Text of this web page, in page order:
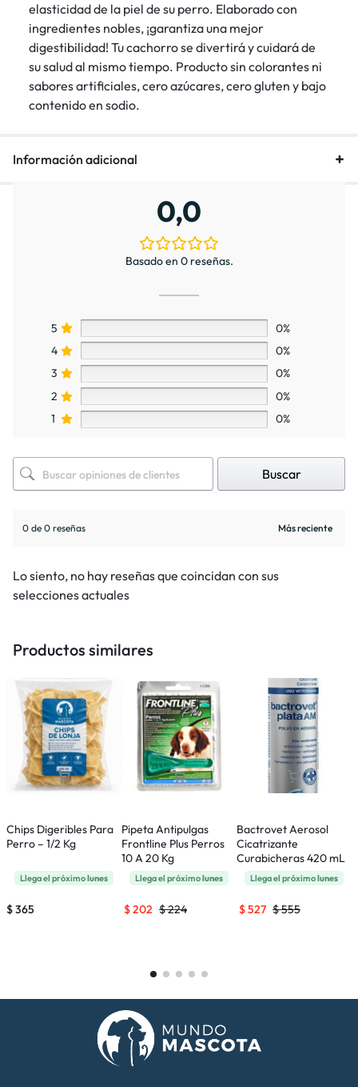
elasticidad de la piel de su perro. Elaborado con
ingredientes nobles, ¡garantiza una mejor
digestibilidad! Tu cachorro se divertirá y cuidará de
su salud al mismo tiempo. Producto sin colorantes ni
sabores artificiales, cero azúcares, cero gluten y bajo
contenido en sodio.
Información adicional
0,0
Basado en 0 reseñas.
5
0%
4
0%
3
0%
2
0%
1
0%
Buscar
0 de 0 reseñas
Lo siento, no hay reseñas que coincidan con sus
selecciones actuales
Productos similares
Chips Digeribles Para
Perro – 1/2 Kg
Llega el próximolunes
$365
Pipeta Antipulgas
Frontline Plus Perros
10 A 20 Kg
Llega el próximolunes
$224
$202
Bactrovet Aerosol
Cicatrizante
Curabicheras 420 mL
Llega el próximolunes
$555
$527